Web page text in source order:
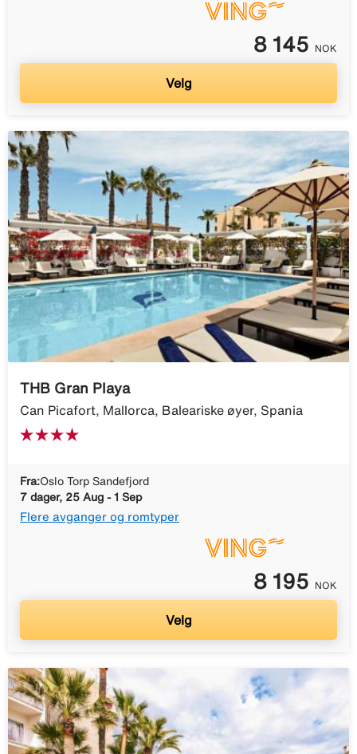
8 145 NOK
Velg
THB Gran Playa
Can Picafort, Mallorca, Baleariske øyer, Spania
Fra:Oslo Torp Sandefjord
7 dager, 25 Aug - 1 Sep
Flere avganger og romtyper
8 195 NOK
Velg